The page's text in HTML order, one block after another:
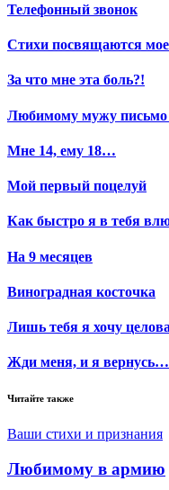
Телефонный звонок
Стихи посвящаются
За что мне эта боль?!
Любимому мужу
Мне 14, ему 18…
Мой первый поцелуй
Как быстро я в тебя
На 9 месяцев
Виноградная косточка
Лишь тебя я хочу
Жди меня, и я вернусь…
Читайте также
Ваши стихи и признания
Любимому в армию